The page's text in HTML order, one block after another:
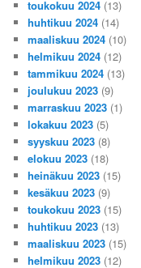
toukokuu 2024 (13)
huhtikuu 2024 (14)
maaliskuu 2024 (10)
helmikuu 2024 (12)
tammikuu 2024 (13)
joulukuu 2023 (9)
marraskuu 2023 (1)
lokakuu 2023 (5)
syyskuu 2023 (8)
elokuu 2023 (18)
heinäkuu 2023 (15)
kesäkuu 2023 (9)
toukokuu 2023 (15)
huhtikuu 2023 (13)
maaliskuu 2023 (15)
helmikuu 2023 (12)